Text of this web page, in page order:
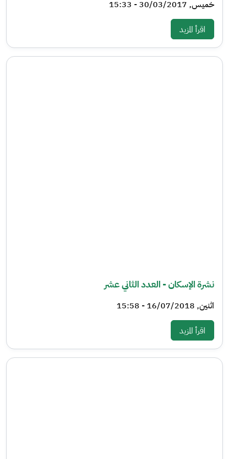
خميس, 30/03/2017 - 15:33
اقرأ المزيد: نشرة الإسكان - العدد الثاني
نشرة الإسكان - العدد الثاني عشر
اثنين, 16/07/2018 - 15:58
اقرأ المزيد: نشرة الإسكان - العدد الثاني عشر